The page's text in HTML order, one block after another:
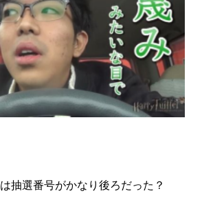
抽選番号がかなり後ろだった？